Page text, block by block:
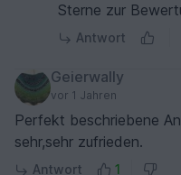
Sterne zur
Antwort
Geierwally
vor 1 Jahren
Perfekt beschriebene
sehr,sehr zufrieden.
Antwort 1